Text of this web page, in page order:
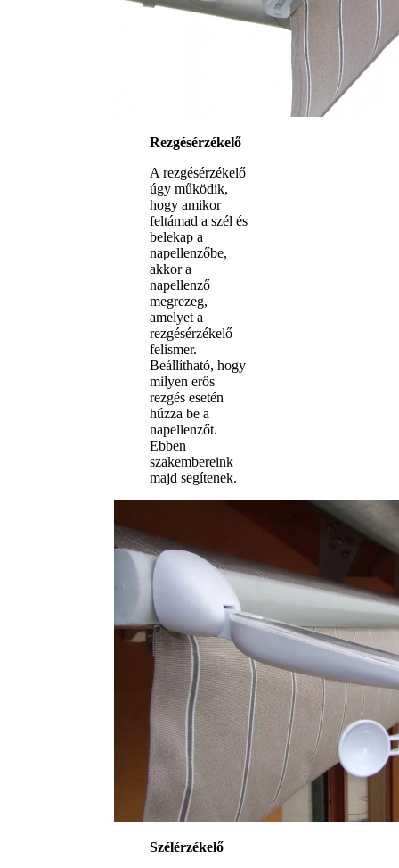
Rezgésérzékelő
A rezgésérzékelő
úgy működik,
hogy amikor
feltámad a szél és
belekap a
napellenzőbe,
akkor a
napellenző
megrezeg,
amelyet a
rezgésérzékelő
felismer.
Beállítható, hogy
milyen erős
rezgés esetén
húzza be a
napellenzőt.
Ebben
szakembereink
majd segítenek.
Szélérzékelő